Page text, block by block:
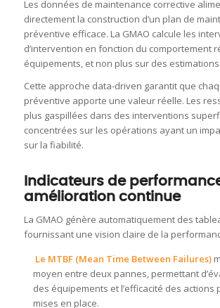
Les données de maintenance corrective
directement la construction d’un plan de
préventive efficace. La GMAO calcule les
d’intervention en fonction du comportement
équipements, et non plus sur des
Cette approche data-driven garantit que
préventive apporte une valeur réelle. Les
plus gaspillées dans des interventions
concentrées sur les opérations ayant un
sur la fiabilité.
Indicateurs de
amélioration continue
La GMAO génère automatiquement des
fournissant une vision claire de la
Le MTBF (Mean Time Between Failures)
moyen entre deux pannes, permettant
des équipements et l’efficacité des actions
mises en place.